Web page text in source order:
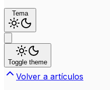
Tema
Toggle theme
Volver a artículos